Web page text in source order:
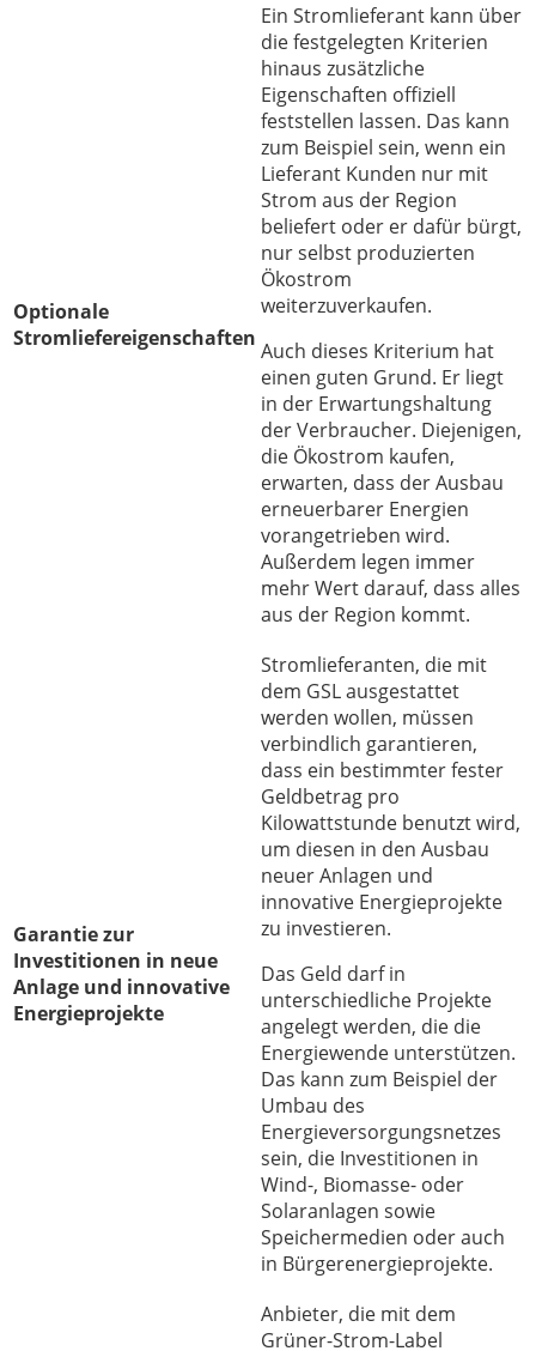
Optionale
Stromliefereigenschaften
Ein Stromlieferant kann über
die festgelegten Kriterien
hinaus zusätzliche
Eigenschaften offiziell
feststellen lassen. Das kann
zum Beispiel sein, wenn ein
Lieferant Kunden nur mit
Strom aus der Region
beliefert oder er dafür bürgt,
nur selbst produzierten
Ökostrom
weiterzuverkaufen.
Auch dieses Kriterium hat
einen guten Grund. Er liegt
in der Erwartungshaltung
der Verbraucher. Diejenigen,
die Ökostrom kaufen,
erwarten, dass der Ausbau
erneuerbarer Energien
vorangetrieben wird.
Außerdem legen immer
mehr Wert darauf, dass alles
aus der Region kommt.
Garantie zur
Investitionen in neue
Anlage und innovative
Energieprojekte
Stromlieferanten, die mit
dem GSL ausgestattet
werden wollen, müssen
verbindlich garantieren,
dass ein bestimmter fester
Geldbetrag pro
Kilowattstunde benutzt wird,
um diesen in den Ausbau
neuer Anlagen und
innovative Energieprojekte
zu investieren.
Das Geld darf in
unterschiedliche Projekte
angelegt werden, die die
Energiewende unterstützen.
Das kann zum Beispiel der
Umbau des
Energieversorgungsnetzes
sein, die Investitionen in
Wind-, Biomasse- oder
Solaranlagen sowie
Speichermedien oder auch
in Bürgerenergieprojekte.
Anbieter, die mit dem
Grüner-Strom-Label